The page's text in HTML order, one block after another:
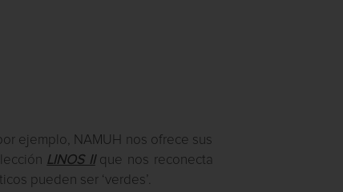
ejemplo, NAMUH nos ofrece sus
LINOS IIque nos reconecta
pueden ser ‘verdes’.